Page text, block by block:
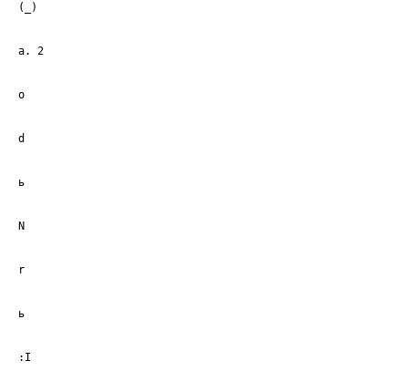
(_)
а. 2
о
d
ь
N
r
ь
:I